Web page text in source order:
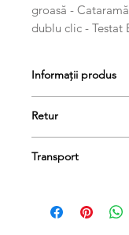
groasă -
dublu clic - Testat
Informații produs
Greutatea
Retur
de 14 de zile,
Transport
în termen de 1-3